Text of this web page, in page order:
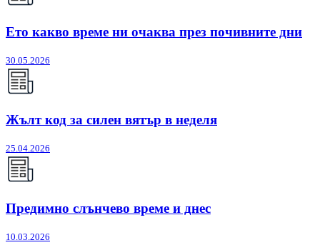
Ето какво време ни очаква през почивните дни
30.05.2026
Жълт код за силен вятър в неделя
25.04.2026
Предимно слънчево време и днес
10.03.2026